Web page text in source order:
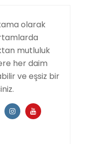
olarak
mutluluk
her daim
ve eşsiz bir